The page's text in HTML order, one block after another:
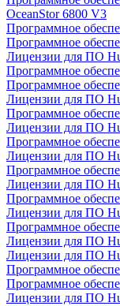
OceanStor 6800 V3
Программное
Программное
Лицензии для ПО
Программное
Программное
Лицензии для ПО
Программное
Лицензии для ПО
Программное
Лицензии для ПО
Программное
Лицензии для ПО
Программное
Лицензии для ПО
Программное
Лицензии для ПО
Лицензии для ПО
Программное
Программное
Лицензии для ПО